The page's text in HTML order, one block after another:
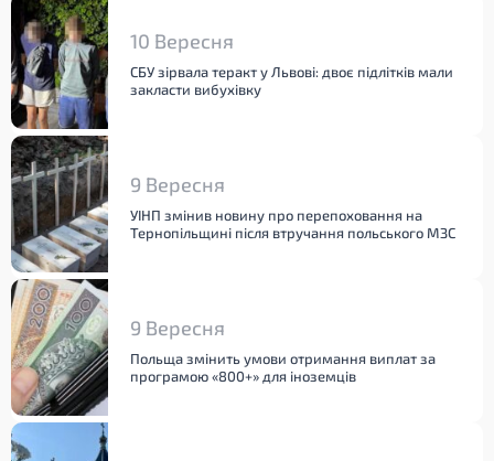
10 Вересня
СБУ зірвала теракт у Львові: двоє підлітків мали
закласти вибухівку
9 Вересня
УІНП змінив новину про перепоховання на
Тернопільщині після втручання польського МЗС
9 Вересня
Польща змінить умови отримання виплат за
програмою «800+» для іноземців